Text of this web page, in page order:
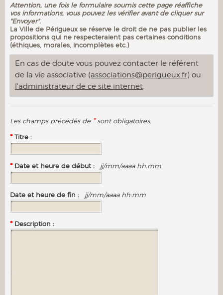
Attention, une fois le formulaire soumis cette page réaffiche
vos informations, vous pouvez les vérifier avant de cliquer sur
"Envoyer".
La Ville de Périgueux se réserve le droit de ne pas publier les
propositions qui ne respecteraient pas certaines conditions
(éthiques, morales, incomplètes etc.)
En cas de doute vous pouvez contacter le référent
de la vie associative (associations@perigueux.fr) ou
l'administrateur de ce site internet.
Les champs précédés de *sont obligatoires.
* Titre :
* Date et heure de début : jj/mm/aaaa hh:mm
Date et heure de fin : jj/mm/aaaa hh:mm
* Description :